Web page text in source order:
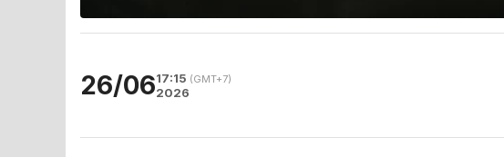
26/0617:15 (GMT+7)
2026